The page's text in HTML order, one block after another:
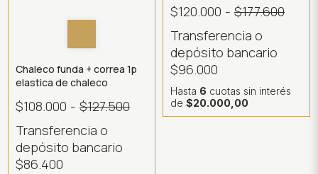
Chaleco funda + correa 1p
elastica de chaleco
$108.000 - $127.500
Transferencia o
depósito bancario
$86.400
$120.000 - $177.600
Transferencia o
depósito bancario
$96.000
Hasta 6 cuotas sin interés
de $20.000,00